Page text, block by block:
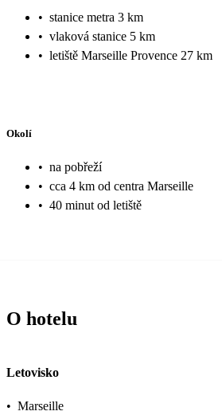
• stanice metra 3 km
• vlaková stanice 5 km
• letiště Marseille Provence 27 km
Okolí
• na pobřeží
• cca 4 km od centra Marseille
• 40 minut od letiště
O hotelu
Letovisko
• Marseille